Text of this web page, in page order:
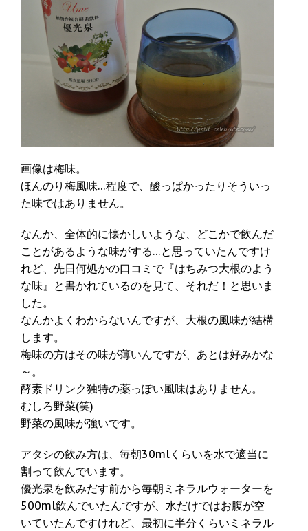
画像は梅味。
ほんのり梅風味…程度で、酸っぱかったりそういっ
た味ではありません。
なんか、全体的に懐かしいような、どこかで飲んだ
ことがあるような味がする…と思っていたんですけ
れど、先日何処かの口コミで『はちみつ大根のよう
な味』と書かれているのを見て、それだ！と思いま
した。
なんかよくわからないんですが、大根の風味が結構
します。
梅味の方はその味が薄いんですが、あとは好みかな
～。
酵素ドリンク独特の薬っぽい風味はありません。
むしろ野菜(笑)
野菜の風味が強いです。
アタシの飲み方は、毎朝30mlくらいを水で適当に
割って飲んでいます。
優光泉を飲みだす前から毎朝ミネラルウォーターを
500ml飲んでいたんですが、水だけではお腹が空
いていたんですけれど、最初に半分くらいミネラル